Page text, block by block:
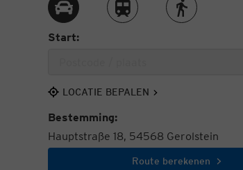
Route met de autoRoute met de treinRoute te voet
Start:
LOCATIE BEPALEN
Bestemming:
Hauptstraße 18, 54568 Gerolstein
Route berekenen